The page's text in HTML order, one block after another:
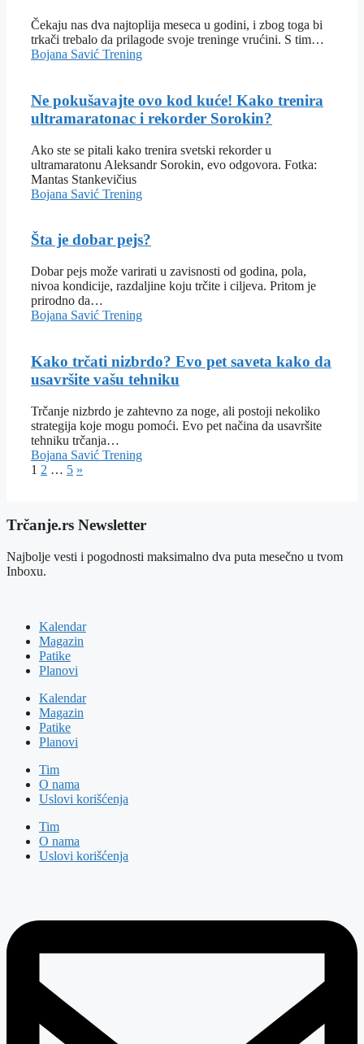
Čekaju nas dva najtoplija meseca u godini, i zbog toga bi
trkači trebalo da prilagode svoje treninge vrućini. S tim…
Bojana Savić Trening
Ne pokušavajte ovo kod kuće! Kako trenira
ultramaratonac i rekorder Sorokin?
Ako ste se pitali kako trenira svetski rekorder u
ultramaratonu Aleksandr Sorokin, evo odgovora. Fotka:
Mantas Stankevičius
Bojana Savić Trening
Šta je dobar pejs?
Dobar pejs može varirati u zavisnosti od godina, pola,
nivoa kondicije, razdaljine koju trčite i ciljeva. Pritom je
prirodno da…
Bojana Savić Trening
Kako trčati nizbrdo? Evo pet saveta kako da
usavršite vašu tehniku
Trčanje nizbrdo je zahtevno za noge, ali postoji nekoliko
strategija koje mogu pomoći. Evo pet načina da usavršite
tehniku trčanja…
Bojana Savić Trening
1 2 … 5 »
Trčanje.rs Newsletter
Najbolje vesti i pogodnosti maksimalno dva puta mesečno u tvom
Inboxu.
Kalendar
Magazin
Patike
Planovi
Kalendar
Magazin
Patike
Planovi
Tim
O nama
Uslovi korišćenja
Tim
O nama
Uslovi korišćenja